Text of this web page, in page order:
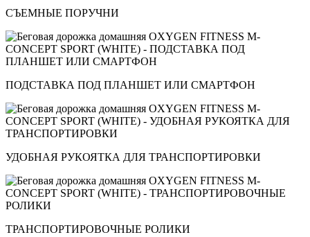
СЪЕМНЫЕ ПОРУЧНИ
ПОДСТАВКА ПОД ПЛАНШЕТ ИЛИ СМАРТФОН
УДОБНАЯ РУКОЯТКА ДЛЯ ТРАНСПОРТИРОВКИ
ТРАНСПОРТИРОВОЧНЫЕ РОЛИКИ